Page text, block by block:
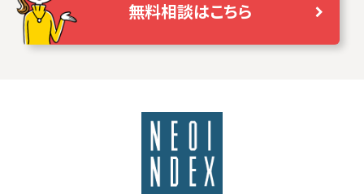
無料相談はこちら